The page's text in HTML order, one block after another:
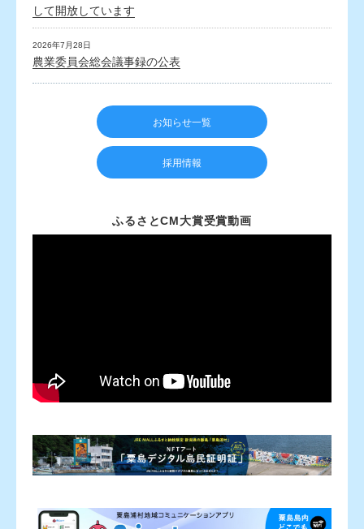
して開放しています
2026年7月28日
農業委員会総会議事録の公表
お知らせ一覧
採用情報
ふるさとCM大賞受賞動画